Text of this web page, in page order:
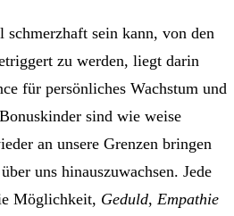
schmerzhaft sein kann, von den
zu werden, liegt darin
für persönliches Wachstum und
sind wie weise
an unsere Grenzen bringen
uns hinauszuwachsen. Jede
Möglichkeit, Geduld, Empathie